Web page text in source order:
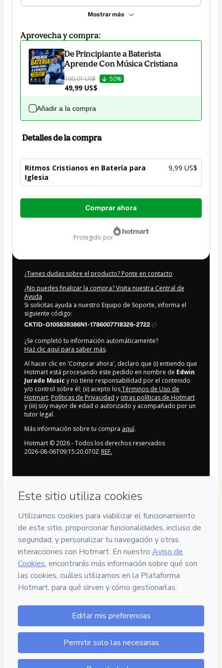
Mostrar más
Aprovecha y compra:
De Principiante a Baterista
Aprende Con Música Cristiana
100,01 US$ 50%
49,99 US$
Añadir a la compra
Detalles de la compra
Ritmos Cristianos en Batería para
Iglesia
9,99 US$
Total
Comprar ahora
protegido por
¿Tienes dudas sobre el producto? Ponte en contacto
¿No puedes finalizar la compra? Visita nuestra Central de
Ayuda
Si solicitas ayuda a nuestro Equipo de Soporte, informa el
siguiente código:
CKTID-G105839386N1-1786007718326-2722
¿Se completó tu información automáticamente?
Haz clic aquí para saber más.
Al hacer clic en 'Comprar ahora', declaro que (i) entiendo que
Hotmart está procesando este pedido en nombre de Edwin
Jurado Music y no tiene responsabilidad por el contenido
y/o control sobre él; (ii) acepto losTérminos de Uso de
Hotmart, Políticas de Privacidad y otras políticas de Hotmart
y (iii) soy mayor de edad o autorizado y acompañado por un
tutor legal.
Más información sobre tu compra aquí.
Hotmart ©2026- Todos los derechos reservados
2026-08-06T09:15:20.070Z REF.
Tu información está 100% segura
Compra segura
Ambiente seguro y autenticado
Contenido aprobado
100% revisado y aprobado